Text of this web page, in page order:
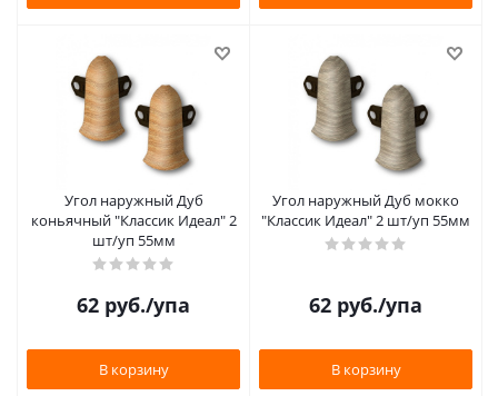
Угол наружный Дуб
коньячный "Классик Идеал" 2
шт/уп 55мм
62 руб./упа
В корзину
Угол наружный Дуб мокко
"Классик Идеал" 2 шт/уп 55мм
62 руб./упа
В корзину